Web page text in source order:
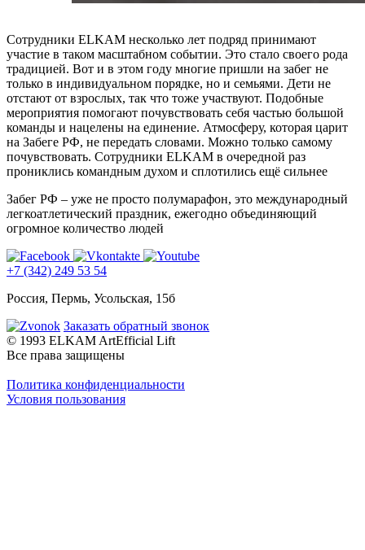
Сотрудники ELKAM несколько лет подряд принимают
участие в таком масштабном событии. Это стало своего рода
традицией. Вот и в этом году многие пришли на забег не
только в индивидуальном порядке, но и семьями. Дети не
отстают от взрослых, так что тоже участвуют. Подобные
мероприятия помогают почувствовать себя частью большой
команды и нацелены на единение. Атмосферу, которая царит
на Забеге РФ, не передать словами. Можно только самому
почувствовать. Сотрудники ELKAM в очередной раз
прониклись командным духом и сплотились ещё сильнее
Забег РФ – уже не просто полумарафон, это международный
легкоатлетический праздник, ежегодно объединяющий
огромное количество людей
+7 (342) 249 53 54
Россия, Пермь, Усольская, 15б
Заказать обратный звонок
© 1993 ELKAM ArtEfficial Lift
Все права защищены
Политика конфиденциальности
Условия пользования